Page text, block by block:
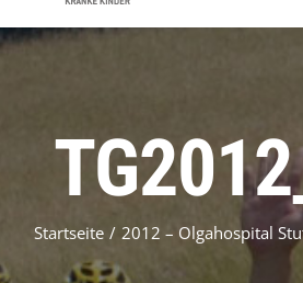
Startseite / 2012 – Olgahospital